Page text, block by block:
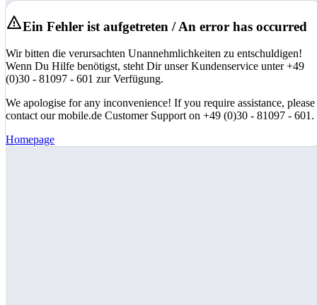
Ein Fehler ist aufgetreten / An error has occurred
Wir bitten die verursachten Unannehmlichkeiten zu entschuldigen!
Wenn Du Hilfe benötigst, steht Dir unser Kundenservice unter +49
(0)30 - 81097 - 601 zur Verfügung.
We apologise for any inconvenience! If you require assistance, please
contact our mobile.de Customer Support on +49 (0)30 - 81097 - 601.
Homepage